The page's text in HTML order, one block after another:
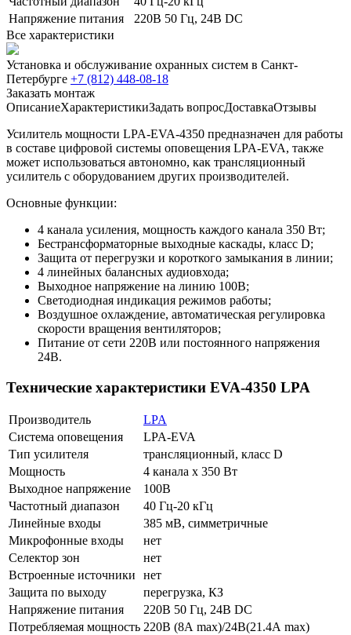
Напряжение питания
220В 50 Гц, 24В DC
Все характеристики
Установка и обслуживание охранных систем в Санкт-
Петербурге +7 (812) 448-08-18
Заказать монтаж
ОписаниеХарактеристикиЗадать вопросДоставкаОтзывы
Усилитель мощности LPA-EVA-4350 предназначен для работы
в составе цифровой системы оповещения LPA-EVA, также
может использоваться автономно, как трансляционный
усилитель с оборудованием других производителей.
Основные функции:
4 канала усиления, мощность каждого канала 350 Вт;
Бестрансформаторные выходные каскады, класс D;
Защита от перегрузки и короткого замыкания в линии;
4 линейных балансных аудиовхода;
Выходное напряжение на линию 100В;
Светодиодная индикация режимов работы;
Воздушное охлаждение, автоматическая регулировка
скорости вращения вентиляторов;
Питание от сети 220В или постоянного напряжения
24В.
Технические характеристики EVA-4350 LPA
Производитель
LPA
Система оповещения
LPA-EVA
Тип усилителя
трансляционный, класс D
Мощность
4 канала х 350 Вт
Выходное напряжение
100В
Частотный диапазон
40 Гц-20 кГц
Линейные входы
385 мВ, симметричные
Микрофонные входы
нет
Селектор зон
нет
Встроенные источники
нет
Защита по выходу
перегрузка, КЗ
Напряжение питания
220В 50 Гц, 24В DC
Потребляемая мощность 220В (8А max)/24В(21.4А max)